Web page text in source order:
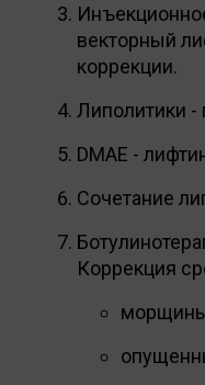
векторный
коррекции.
Липолитики
DMAE -
Сочетание
Коррекция